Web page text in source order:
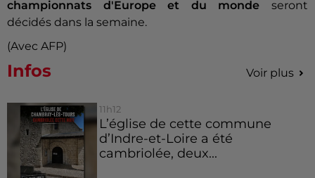
championnats d'Europe
et du monde seront
décidés dans la semaine.
(Avec AFP)
Infos Voir plus
11h12
L’église de cette commune
d’Indre-et-Loire a été
cambriolée, deux...